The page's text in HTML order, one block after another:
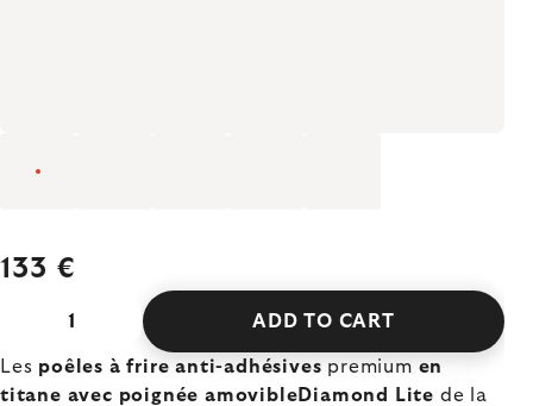
133 €
ADD TO CART
Les poêles à frire anti-adhésives premium en
titane avec poignée amovibleDiamond Lite de la